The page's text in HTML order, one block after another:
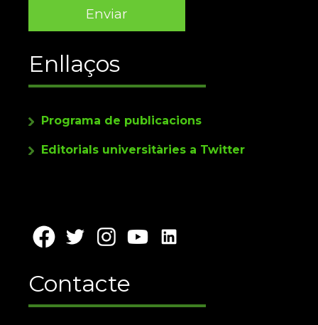
Enllaços
Programa de publicacions
Editorials universitàries a Twitter
Contacte